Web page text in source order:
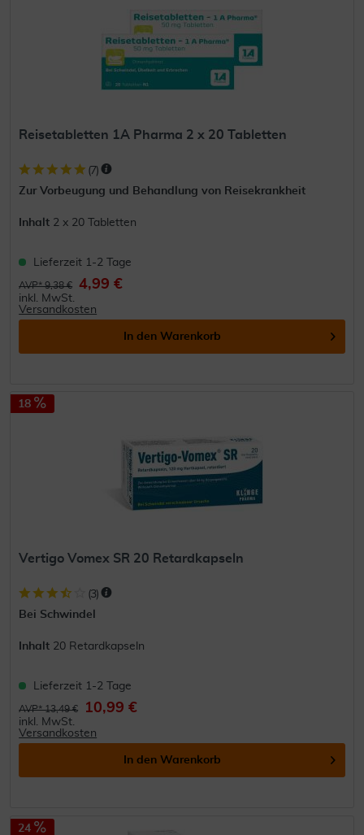
Reisetabletten 1A Pharma 2 x 20 Tabletten
(7)
Zur Vorbeugung und Behandlung von Reisekrankheit
Inhalt 2 x 20 Tabletten
Lieferzeit 1-2 Tage
AVP* 9,38 € 4,99 €
inkl. MwSt.
Versandkosten
In den Warenkorb
18
Vertigo Vomex SR 20 Retardkapseln
(3)
Bei Schwindel
Inhalt 20 Retardkapseln
Lieferzeit 1-2 Tage
AVP* 13,49 € 10,99 €
inkl. MwSt.
Versandkosten
In den Warenkorb
24